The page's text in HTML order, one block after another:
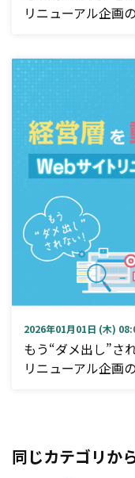
リニューアル企画
2026年01月01日 (木)
もう“ダメ出し”さ
リニューアル企画
同じカテゴリか